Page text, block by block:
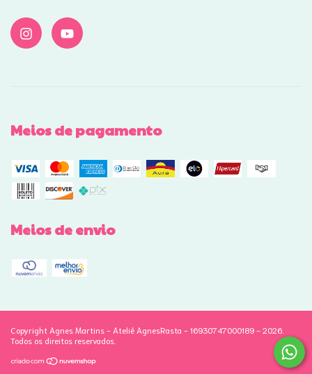
Meios de pagamento
Meios de envio
Copyright Agnes Martins - Ateliê AgnesRasta - 16930747000189 - 2026.
Todos os direitos reservados.